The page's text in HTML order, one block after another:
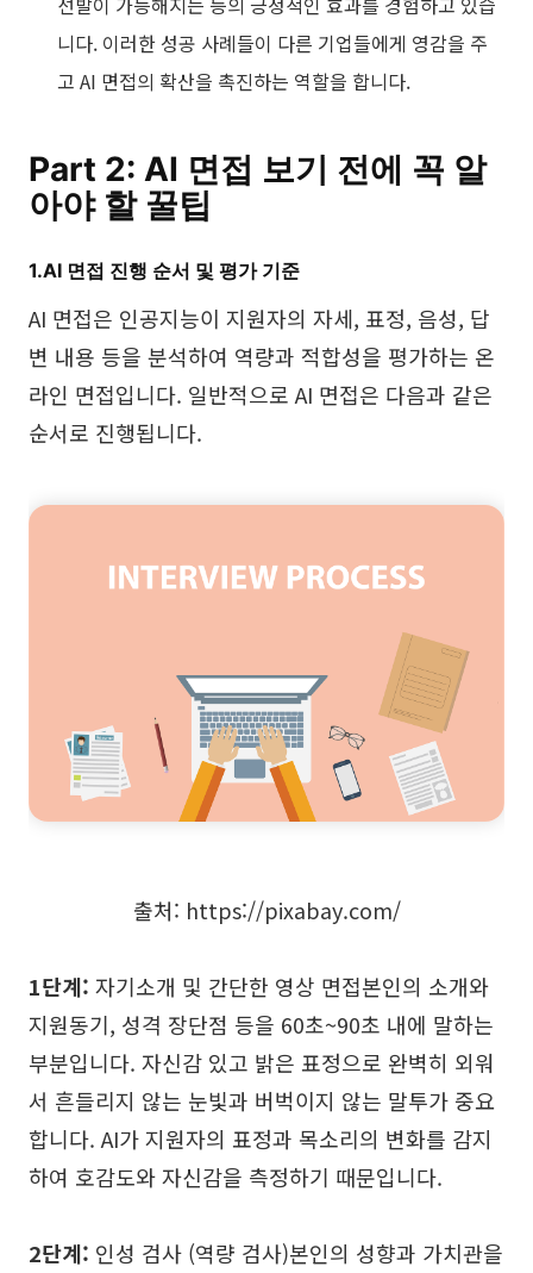
니다. 이러한 성공 사례들이 다른 기업들에게 영감을 주
고 AI 면접의 확산을 촉진하는 역할을 합니다.
Part 2: AI 면접 보기 전에 꼭 알
아야 할 꿀팁
1.AI 면접 진행 순서 및 평가 기준
AI 면접은 인공지능이 지원자의 자세, 표정, 음성, 답
변 내용 등을 분석하여 역량과 적합성을 평가하는 온
라인 면접입니다. 일반적으로 AI 면접은 다음과 같은
순서로 진행됩니다.
출처: https://pixabay.com/
1단계: 자기소개 및 간단한 영상 면접본인의 소개와
지원동기, 성격 장단점 등을 60초~90초 내에 말하는
부분입니다. 자신감 있고 밝은 표정으로 완벽히 외워
서 흔들리지 않는 눈빛과 버벅이지 않는 말투가 중요
합니다. AI가 지원자의 표정과 목소리의 변화를 감지
하여 호감도와 자신감을 측정하기 때문입니다.
2단계: 인성 검사 (역량 검사)본인의 성향과 가치관을